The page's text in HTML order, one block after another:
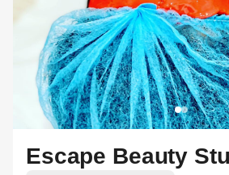
Escape Beauty